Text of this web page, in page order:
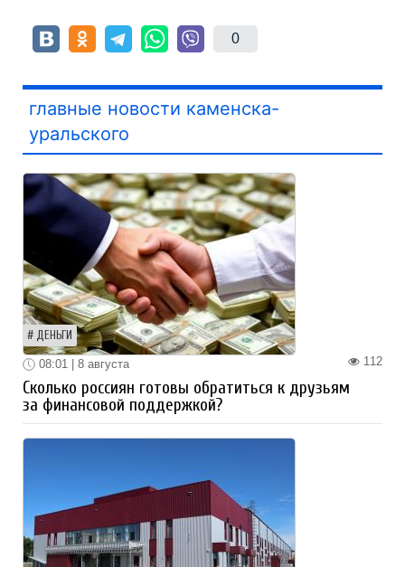
0
главные новости каменска-
уральского
ДЕНЬГИ
112
08:01 | 8 августа
Сколько россиян готовы обратиться к друзьям
за финансовой поддержкой?